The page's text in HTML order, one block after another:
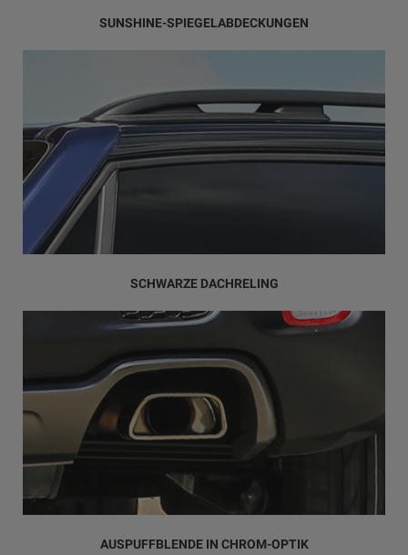
SUNSHINE-SPIEGELABDECKUNGEN
SCHWARZE DACHRELING
AUSPUFFBLENDE IN CHROM-OPTIK